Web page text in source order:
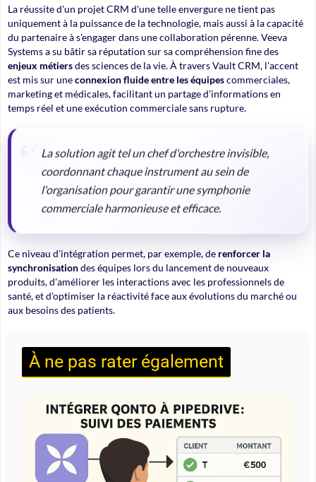
La réussite d'un projet CRM d'une telle envergure ne tient pas
uniquement à la puissance de la technologie, mais aussi à la capacité
du partenaire à s'engager dans une collaboration pérenne. Veeva
Systems a su bâtir sa réputation sur sa compréhension fine des
enjeux métiersdes sciences de la vie. À travers Vault CRM, l'accent
est mis sur uneconnexion fluide entre les équipescommerciales,
marketing et médicales, facilitant un partage d'informations en
temps réel et une exécution commerciale sans rupture.
La solution agit tel un chef d'orchestre invisible,
coordonnant chaque instrument au sein de
l'organisation pour garantir une symphonie
commerciale harmonieuse et efficace.
Ce niveau d'intégration permet, par exemple, de renforcer la
synchronisationdes équipes lors du lancement de nouveaux
produits, d'améliorer les interactions avec les professionnels de
santé, et d'optimiser la réactivité face aux évolutions du marché ou
aux besoins des patients.
À ne pas rater également